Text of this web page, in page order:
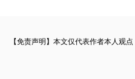
【免责声明】本文仅代表作者本人观